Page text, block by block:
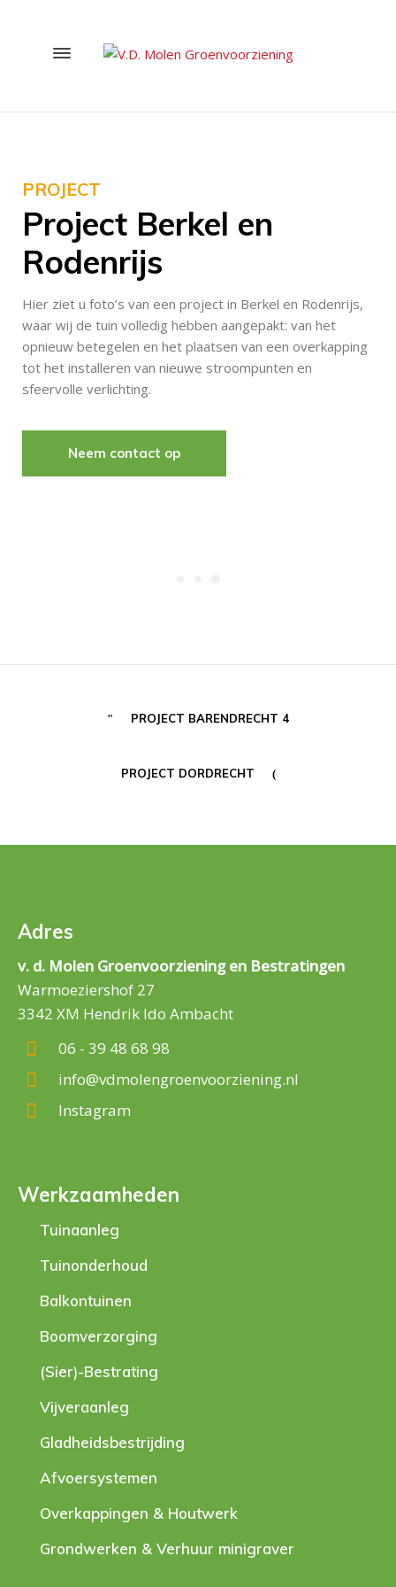
PROJECT
Project Berkel en
Rodenrijs
Hier ziet u foto’s van een project in Berkel en Rodenrijs,
waar wij de tuin volledig hebben aangepakt: van het
opnieuw betegelen en het plaatsen van een overkapping
tot het installeren van nieuwe stroompunten en
sfeervolle verlichting.
Neem contact op
PROJECT BARENDRECHT 4
PROJECT DORDRECHT
Adres
v. d. Molen Groenvoorziening en Bestratingen
Warmoeziershof 27
3342 XM Hendrik Ido Ambacht
06 - 39 48 68 98
info@vdmolengroenvoorziening.nl
Instagram
Werkzaamheden
Tuinaanleg
Tuinonderhoud
Balkontuinen
Boomverzorging
(Sier)-Bestrating
Vijveraanleg
Gladheidsbestrijding
Afvoersystemen
Overkappingen & Houtwerk
Grondwerken & Verhuur minigraver